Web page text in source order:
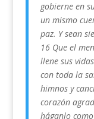
gobierne en
un mismo
paz. Y sean
16 Que el
llene sus
con toda la
himnos y
corazón
háganlo